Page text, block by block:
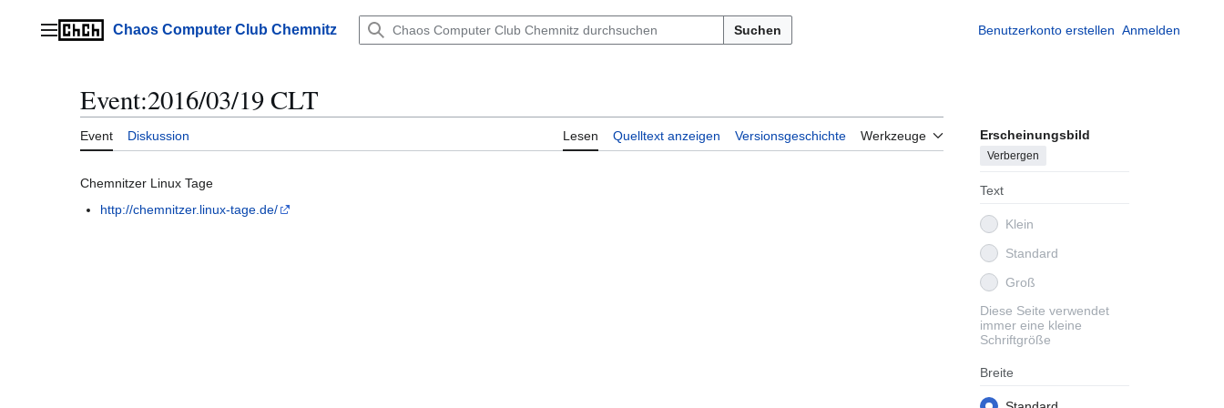
springenHauptmenüChaos Computer Club Chemnitz Suchen Benutzerkonto erstellen Anmelden
Event:2016/03/19 CLT
Event Diskussion Lesen Quelltext anzeigen Versionsgeschichte Werkzeuge Erscheinungsbild
Verbergen
Text
Klein
Standard
Groß
Diese Seite verwendet
immer eine kleine
Schriftgröße
Breite
Chemnitzer Linux Tage
http://chemnitzer.linux-tage.de/